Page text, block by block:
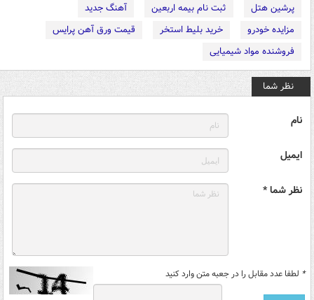
پرشین هتل
ثبت نام بیمه اربعین
آهنگ جدید
مزایده خودرو
خرید بلیط استخر
قیمت ورق آهن پرایس
فروشنده مواد شیمیایی
نظر شما
نام
ایمیل
نظر شما *
* لطفا عدد مقابل را در جعبه متن وارد کنید